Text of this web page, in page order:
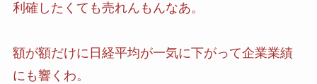
利確したくても売れんもんなあ。
額が額だけに日経平均が一気に下がって企業業績
にも響くわ。